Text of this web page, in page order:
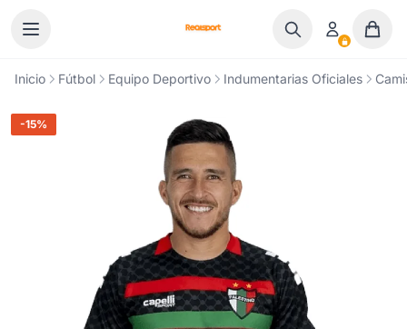
Inicio Fútbol Equipo Deportivo Indumentarias Oficiales
-15%